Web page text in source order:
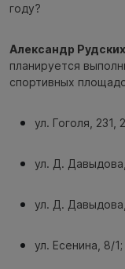
году?
Александр
планируется
спортивных
ул. Гоголя, 231,
ул. Д.
ул. Д.
ул. Есенина, 8/1;